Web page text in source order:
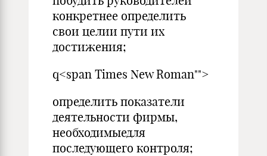
конкретнее определить
свои целии пути их
достижения;
q<span Times New Roman"">
определить показатели
деятельности фирмы,
необходимыедля
последующего контроля;